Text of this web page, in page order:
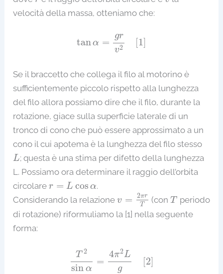
velocità della massa, otteniamo che:
tanα =
gr
v2 [1]
grv
Se il braccetto che collega il filo al motorino è
sufficientemente piccolo rispetto alla lunghezza
del filo allora possiamo dire che il filo, durante la
rotazione, giace sulla superficie laterale di un
tronco di cono che può essere approssimato a un
cono il cui apotema è la lunghezza del filo stesso
L
L ; questa è una stima per difetto della lunghezza
L. Possiamo ora determinare il raggio dell’orbita
circolarer = L cos α
r= cosα
.
Considerando la relazionev = 2πr
T
πrT
(conT
T periodo
di rotazione) riformuliamo la [1] nella seguente
forma:
T 2
sin α
=
4π2L
g
[2]
T2sin 4 π2L